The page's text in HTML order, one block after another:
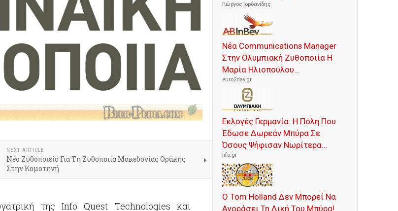
NEXT ARTICLE
Νέο Ζυθοποιείο Για Τη Ζυθοποιία Μακεδονίας Θράκης
Στην Κομοτηνή
της Info Quest Technologies και
Γιώργος Ιορδανίδης
Νέα Communications Manager
Στην Ολυμπιακή Ζυθοποιία Η
Μαρία Ηλιοπούλου...
euro2day.gr
Εκλογές Γερμανία: Η Πόλη Που
Έδωσε Δωρεάν Μπύρα Σε
Όσους Ψήφισαν Νωρίτερα...
lifo.gr
Ο Tom Holland Δεν Μπορεί Να
Αγοράσει Τη Δική Του Μπύρα!